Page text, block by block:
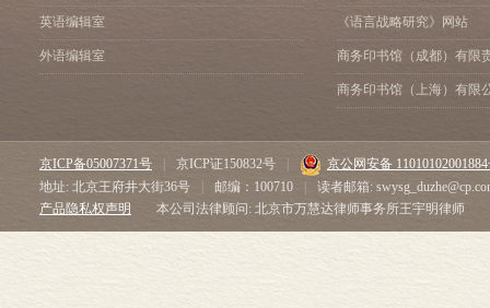
英语编辑室
外语编辑室
《语言战略研究》网站
商务印书馆（成都）有限
商务印书馆（上海）有限
京ICP备05007371号 京ICP证150832号
京公网安备
地址: 北京王府井大街36号
邮编：100710
读者邮箱:
产品隐私权声明
本公司法律顾问: 北京市万慧达律师事务所王宇明律师